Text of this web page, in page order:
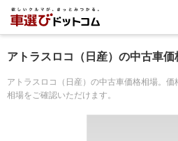
アトラスロコ（日産）の中古車価
アトラスロコ（日産）の中古車価格相場。
相場をご確認いただけます。